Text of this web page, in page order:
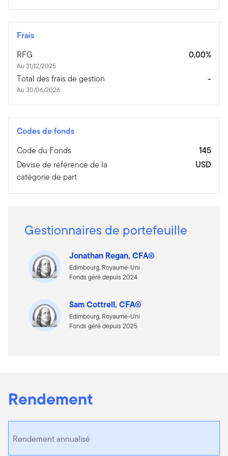
Frais
RFG
Au 31/12/2025
0,00%
Total des frais de gestion
Au 30/06/2026
-
Codes de fonds
Code du Fonds
145
Devise de référence de la
catégorie de part
USD
Gestionnaires de portefeuille
Jonathan Regan, CFA®
Edimbourg, Royaume-Uni
Fonds géré depuis 2024
Sam Cottrell, CFA®
Edimbourg, Royaume-Uni
Fonds géré depuis 2025
Rendement
Rendement annualisé